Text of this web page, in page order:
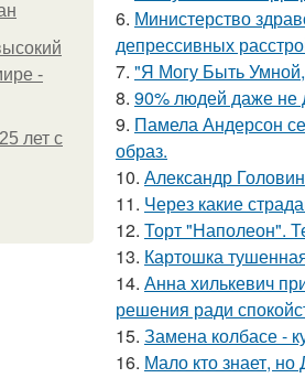
-
лет с
6. Министерство
депрессивных
7. "Я Могу Быть
8. 90% людей даже не
9. Памела Андерсон
образ.
10. Александр
11. Через какие
12. Торт "Наполеон".
13. Картошка
14. Анна хилькевич
решения ради
15. Замена колбасе -
16. Мало кто знает,